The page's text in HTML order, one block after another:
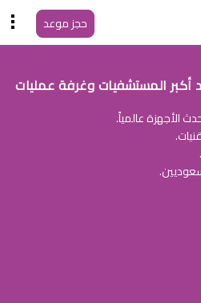
حجز موعد
أكبر المستشفيات وغرفة عمليات
الأجهزة عالمياً.